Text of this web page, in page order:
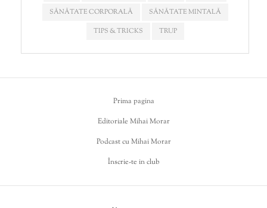
SĂNĂTATE CORPORALĂ
SĂNĂTATE MINTALĂ
TIPS & TRICKS
TRUP
Prima pagina
Editoriale Mihai Morar
Podcast cu Mihai Morar
Înscrie-te in club